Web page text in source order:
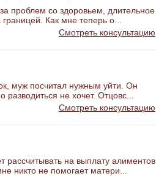
проблем со здоровьем, длительное
Как мне теперь о...
Смотреть консультацию
муж посчитал нужным уйти. Он
не хочет. Отцовс...
Смотреть консультацию
рассчитывать на выплату алиментов
никто не помогает матери...